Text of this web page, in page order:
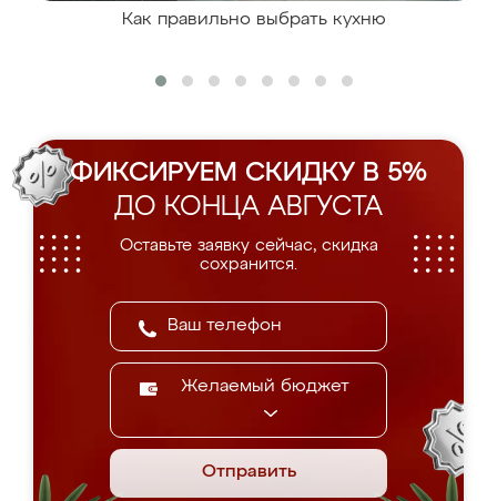
Как правильно выбрать кухню
ФИКСИРУЕМ СКИДКУ В 5%
ДО КОНЦА АВГУСТА
Оставьте заявку сейчас, скидка
сохранится.
Желаемый бюджет
Отправить